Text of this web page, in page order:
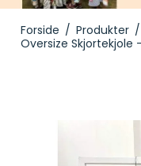
Forside / Produkter /
Oversize Skjortekjole